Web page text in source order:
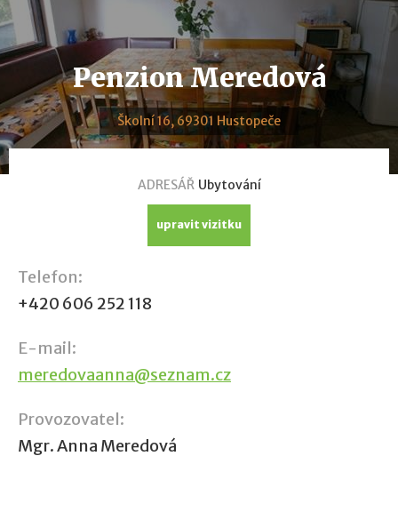
Penzion Meredová
Školní 16, 69301 Hustopeče
ADRESÁŘ Ubytování
upravit vizitku
Telefon:
+420 606 252 118
E-mail:
meredovaanna@seznam.cz
Provozovatel:
Mgr. Anna Meredová